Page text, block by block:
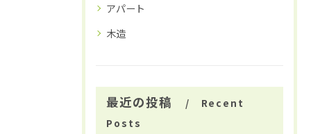
アパート
木造
最近の投稿
Recent
Posts